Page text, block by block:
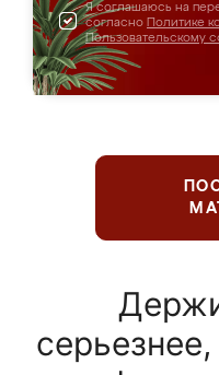
Я соглашаюсь на
согласно Политике
Пользовательскому